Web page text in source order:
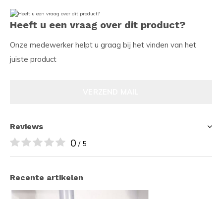
Heeft u een vraag over dit product?
Onze medewerker helpt u graag bij het vinden van het
juiste product
Reviews
0 / 5
Recente artikelen